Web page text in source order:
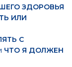
ЗДОРОВЬЯ
ИЛИ
С
ЧТО Я ДОЛЖЕН